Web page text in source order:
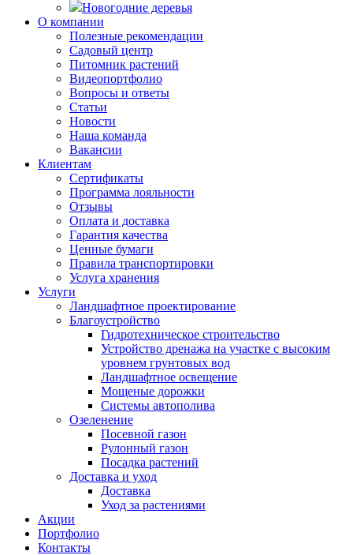
Новогодние деревья
О компании
Полезные рекомендации
Садовый центр
Питомник растений
Видеопортфолио
Вопросы и ответы
Статьи
Новости
Наша команда
Вакансии
Клиентам
Сертификаты
Программа лояльности
Отзывы
Оплата и доставка
Гарантия качества
Ценные бумаги
Правила транспортировки
Услуга хранения
Услуги
Ландшафтное проектирование
Благоустройство
Гидротехническое строительство
Устройство дренажа на участке с высоким
уровнем грунтовых вод
Ландшафтное освещение
Мощеные дорожки
Системы автополива
Озеленение
Посевной газон
Рулонный газон
Посадка растений
Доставка и уход
Доставка
Уход за растениями
Акции
Портфолио
Контакты